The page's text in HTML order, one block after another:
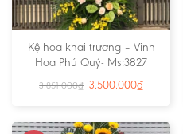
Kệ hoa khai trương – Vinh
Hoa Phú Quý- Ms:3827
3.851.000₫ 3.500.000₫